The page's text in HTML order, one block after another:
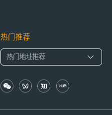
热门推荐